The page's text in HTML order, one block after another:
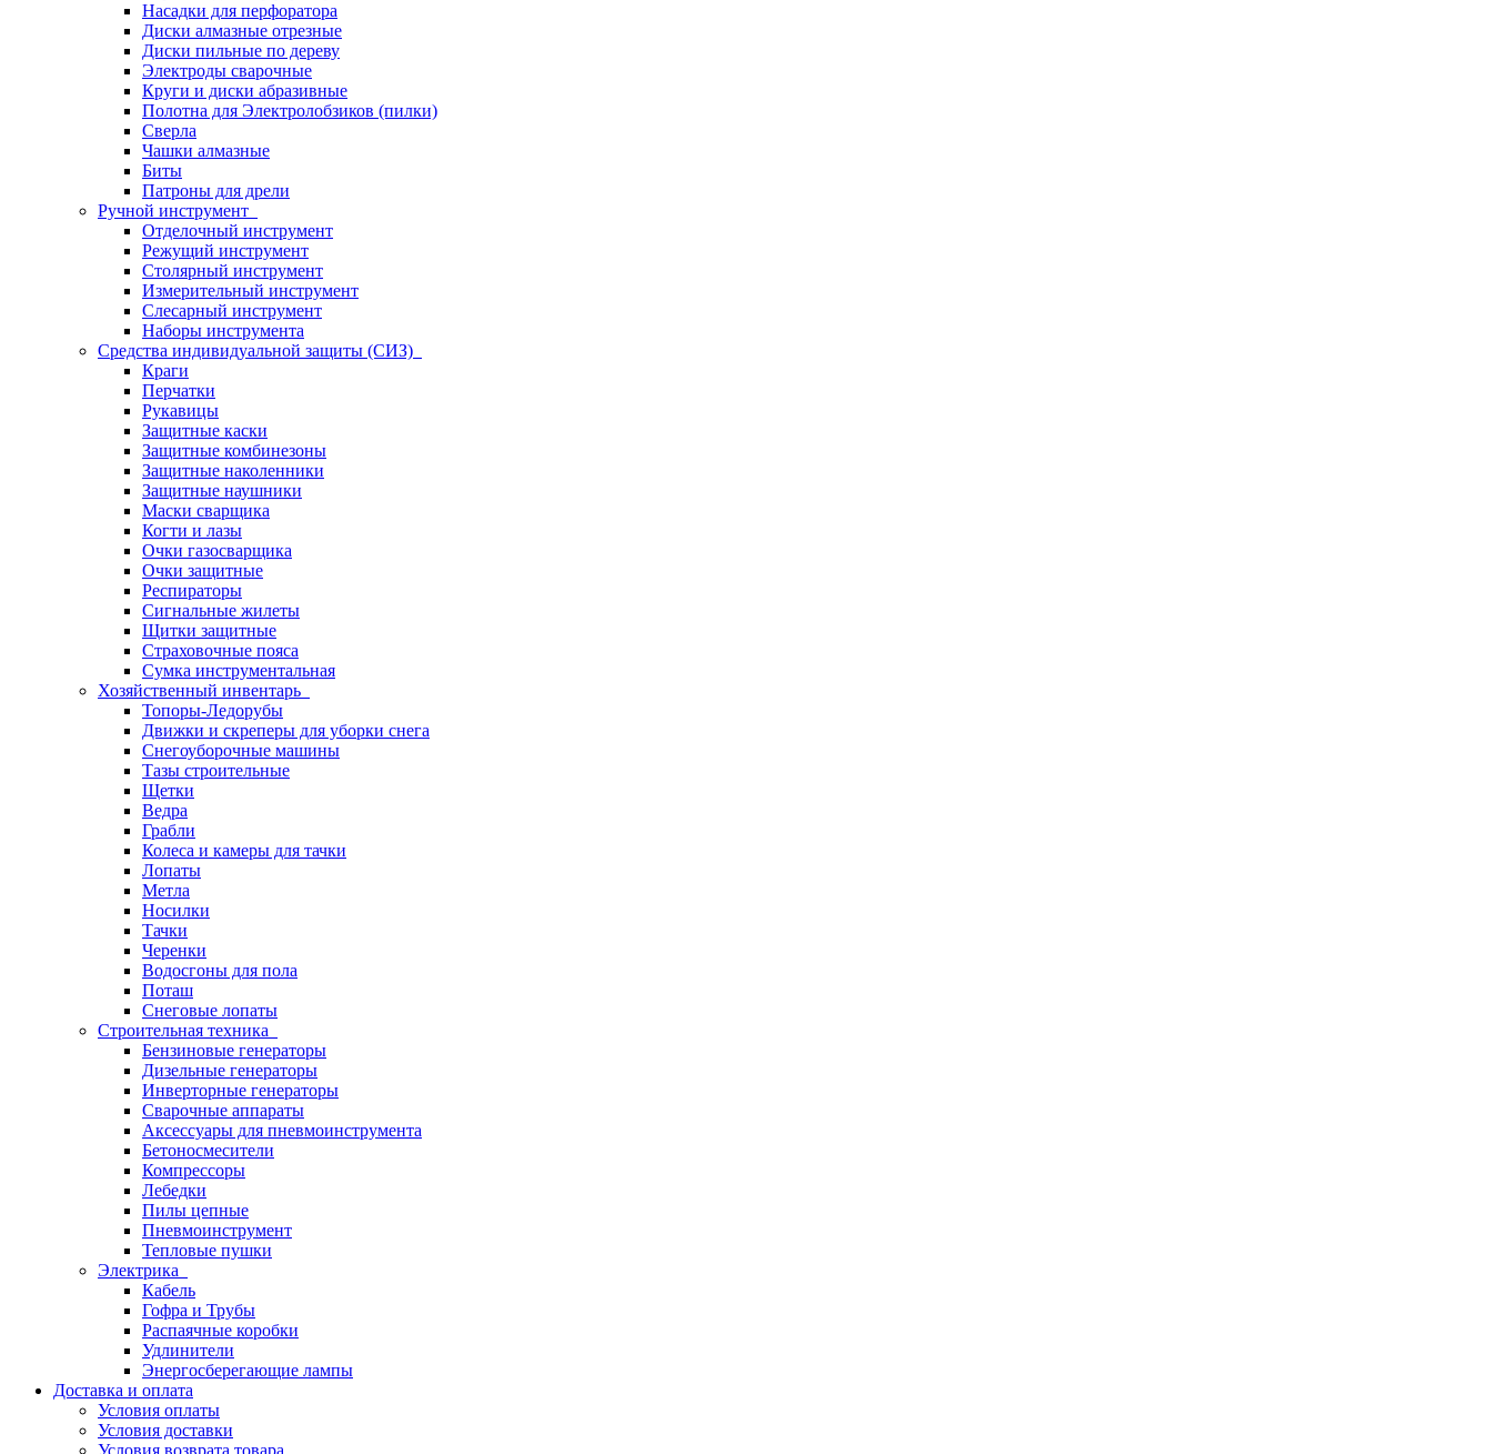
Насадки для перфоратора
Диски алмазные отрезные
Диски пильные по дереву
Электроды сварочные
Круги и диски абразивные
Полотна для Электролобзиков (пилки)
Сверла
Чашки алмазные
Биты
Патроны для дрели
Ручной инструмент
Отделочный инструмент
Режущий инструмент
Столярный инструмент
Измерительный инструмент
Слесарный инструмент
Наборы инструмента
Средства индивидуальной защиты (СИЗ)
Краги
Перчатки
Рукавицы
Защитные каски
Защитные комбинезоны
Защитные наколенники
Защитные наушники
Маски сварщика
Когти и лазы
Очки газосварщика
Очки защитные
Респираторы
Сигнальные жилеты
Щитки защитные
Страховочные пояса
Сумка инструментальная
Хозяйственный инвентарь
Топоры-Ледорубы
Движки и скреперы для уборки снега
Снегоуборочные машины
Тазы строительные
Щетки
Ведра
Грабли
Колеса и камеры для тачки
Лопаты
Метла
Носилки
Тачки
Черенки
Водосгоны для пола
Поташ
Снеговые лопаты
Строительная техника
Бензиновые генераторы
Дизельные генераторы
Инверторные генераторы
Сварочные аппараты
Аксессуары для пневмоинструмента
Бетоносмесители
Компрессоры
Лебедки
Пилы цепные
Пневмоинструмент
Тепловые пушки
Электрика
Кабель
Гофра и Трубы
Распаячные коробки
Удлинители
Энергосберегающие лампы
Доставка и оплата
Условия оплаты
Условия доставки
Условия возврата товара